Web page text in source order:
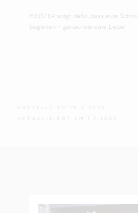
MEISTER sorgt dafür, dass eure
begleiten – genau wie eure Liebe!
ERSTELLT AM
19.3.2025
AKTUALISIERT AM
1.7.2025